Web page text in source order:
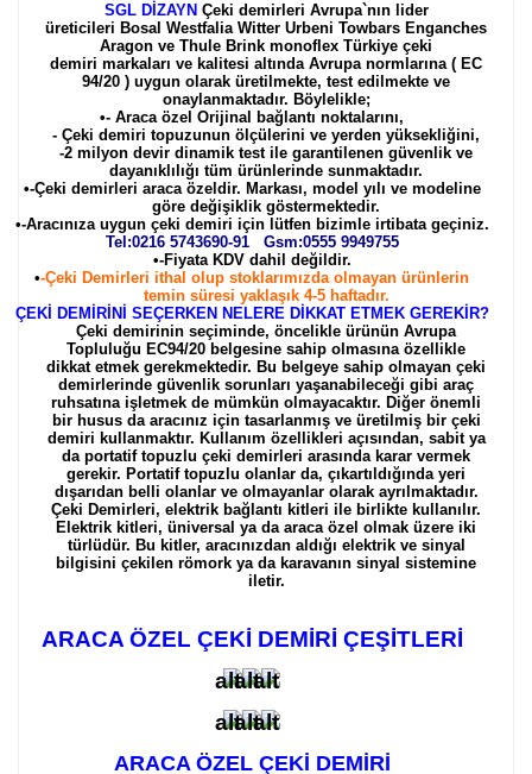
SGL DİZAYN Çeki demirleri Avrupa`nın lider
üreticileri Bosal Westfalia Witter Urbeni Towbars Enganches
Aragon ve Thule Brink monoflex Türkiye çeki
demiri markaları ve kalitesi altında Avrupa normlarına ( EC
94/20 ) uygun olarak üretilmekte, test edilmekte ve
onaylanmaktadır. Böylelikle;
•- Araca özel Orijinal bağlantı noktalarını,
- Çeki demiri topuzunun ölçülerini ve yerden yüksekliğini,
-2 milyon devir dinamik test ile garantilenen güvenlik ve
dayanıklılığı tüm ürünlerinde sunmaktadır.
•-Çeki demirleri araca özeldir. Markası, model yılı ve modeline
göre değişiklik göstermektedir.
•-Aracınıza uygun çeki demiri için lütfen bizimle irtibata geçiniz.
Tel:0216 5743690-91 Gsm:0555 9949755
•-Fiyata KDV dahil değildir.
•-Çeki Demirleri ithal olup stoklarımızda olmayan ürünlerin
temin süresi yaklaşık 4-5 haftadır.
ÇEKİ DEMİRİNİ SEÇERKEN NELERE DİKKAT ETMEK GEREKİR?
Çeki demirinin seçiminde, öncelikle ürünün Avrupa
Topluluğu EC94/20 belgesine sahip olmasına özellikle
dikkat etmek gerekmektedir. Bu belgeye sahip olmayan çeki
demirlerinde güvenlik sorunları yaşanabileceği gibi araç
ruhsatına işletmek de mümkün olmayacaktır. Diğer önemli
bir husus da aracınız için tasarlanmış ve üretilmiş bir çeki
demiri kullanmaktır. Kullanım özellikleri açısından, sabit ya
da portatif topuzlu çeki demirleri arasında karar vermek
gerekir. Portatif topuzlu olanlar da, çıkartıldığında yeri
dışarıdan belli olanlar ve olmayanlar olarak ayrılmaktadır.
Çeki Demirleri, elektrik bağlantı kitleri ile birlikte kullanılır.
Elektrik kitleri, üniversal ya da araca özel olmak üzere iki
türlüdür. Bu kitler, aracınızdan aldığı elektrik ve sinyal
bilgisini çekilen römork ya da karavanın sinyal sistemine
iletir.
ARACA ÖZEL ÇEKİ DEMİRİ ÇEŞİTLERİ
ARACA ÖZEL ÇEKİ DEMİRİ